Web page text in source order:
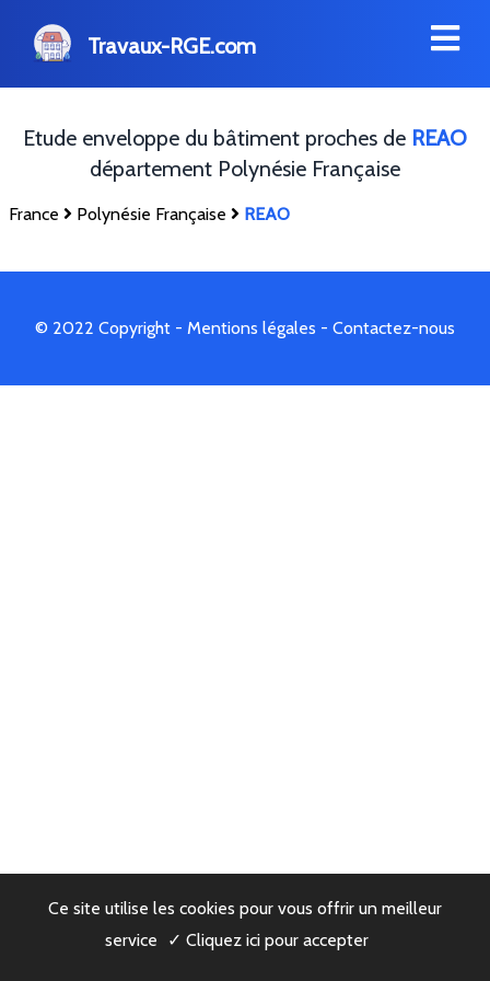
Travaux-RGE.com
Etude enveloppe du bâtiment proches de REAO
département Polynésie Française
France Polynésie Française REAO
© 2022 Copyright - Mentions légales - Contactez-nous
Ce site utilise les cookies pour vous offrir un meilleur
service
✓ Cliquez ici pour accepter